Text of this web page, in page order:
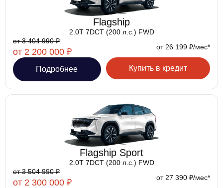
Flagship
2.0T 7DCT (200 л.с.) FWD
от 3 404 990 ₽
от 2 200 000 ₽ от 26 199 ₽/мес*
Подробнее Купить в кредит
Flagship Sport
2.0T 7DCT (200 л.с.) FWD
от 3 504 990 ₽
от 2 300 000 ₽ от 27 390 ₽/мес*